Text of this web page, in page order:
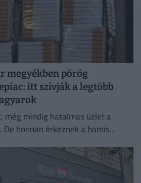
megyékben pörög
itt szívják a legtöbb
még mindig hatalmas üzlet a
honnan érkeznek a hamis